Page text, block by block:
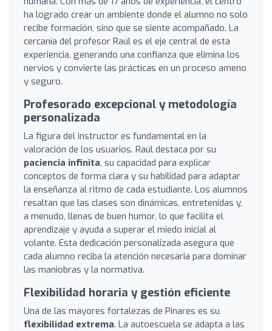
ha logrado crear un ambiente donde el alumno no solo
recibe formación, sino que se siente acompañado. La
cercanía del profesor Raúl es el eje central de esta
experiencia, generando una confianza que elimina los
nervios y convierte las prácticas en un proceso ameno
y seguro.
Profesorado excepcional y metodología
personalizada
La figura del instructor es fundamental en la
valoración de los usuarios. Raúl destaca por su
paciencia infinita, su capacidad para explicar
conceptos de forma clara y su habilidad para adaptar
la enseñanza al ritmo de cada estudiante. Los alumnos
resaltan que las clases son dinámicas, entretenidas y,
a menudo, llenas de buen humor, lo que facilita el
aprendizaje y ayuda a superar el miedo inicial al
volante. Esta dedicación personalizada asegura que
cada alumno reciba la atención necesaria para dominar
las maniobras y la normativa.
Flexibilidad horaria y gestión eficiente
Una de las mayores fortalezas de Pinares es su
flexibilidad extrema. La autoescuela se adapta a las